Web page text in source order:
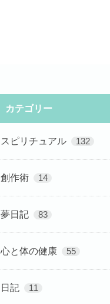
カテゴリー
スピリチュアル 132
創作術 14
夢日記 83
心と体の健康 55
日記 11